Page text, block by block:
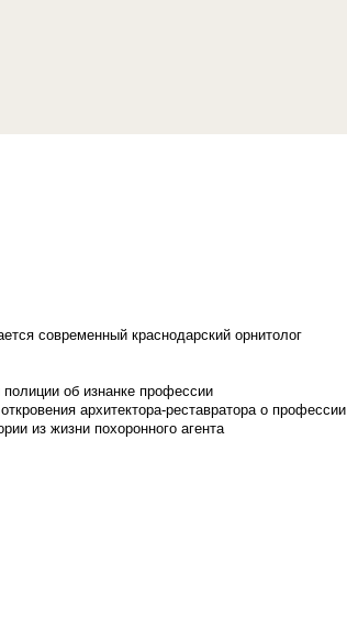
современный краснодарский орнитолог
об изнанке профессии
архитектора-реставратора о профессии
из жизни похоронного агента